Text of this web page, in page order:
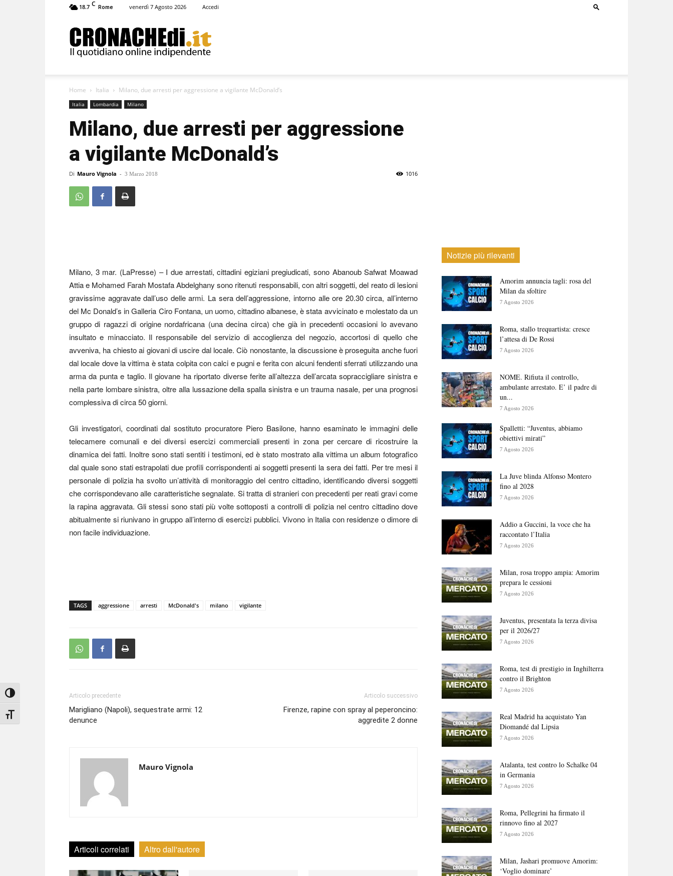
Attiva/disattiva alto contrasto
Attiva/disattiva dimensione testo
18.7 C Rome venerdì 7 Agosto 2026 Accedi
Home Italia Milano, due arresti per aggressione a vigilante McDonald’s
Italia Lombardia Milano
Milano, due arresti per aggressione
a vigilante McDonald’s
Di Mauro Vignola - 3 Marzo 2018 1016
Milano, 3 mar. (LaPresse) – I due arrestati, cittadini egiziani pregiudicati, sono Abanoub Safwat Moawad
Attia e Mohamed Farah Mostafa Abdelghany sono ritenuti responsabili, con altri soggetti, del reato di lesioni
gravissime aggravate dall’uso delle armi. La sera dell’aggressione, intorno alle ore 20.30 circa, all’interno
del Mc Donald’s in Galleria Ciro Fontana, un uomo, cittadino albanese, è stata avvicinato e molestato da un
gruppo di ragazzi di origine nordafricana (una decina circa) che già in precedenti occasioni lo avevano
insultato e minacciato. Il responsabile del servizio di accoglienza del negozio, accortosi di quello che
avveniva, ha chiesto ai giovani di uscire dal locale. Ciò nonostante, la discussione è proseguita anche fuori
dal locale dove la vittima è stata colpita con calci e pugni e ferita con alcuni fendenti sferrati utilizzando una
arma da punta e taglio. Il giovane ha riportato diverse ferite all’altezza dell’arcata sopraccigliare sinistra e
nella parte lombare sinistra, oltre alla lussazione della spalla sinistra e un trauma nasale, per una prognosi
complessiva di circa 50 giorni.
Gli investigatori, coordinati dal sostituto procuratore Piero Basilone, hanno esaminato le immagini delle
telecamere comunali e dei diversi esercizi commerciali presenti in zona per cercare di ricostruire la
dinamica dei fatti. Inoltre sono stati sentiti i testimoni, ed è stato mostrato alla vittima un album fotografico
dal quale sono stati estrapolati due profili corrispondenti ai soggetti presenti la sera dei fatti. Per tre mesi il
personale di polizia ha svolto un’attività di monitoraggio del centro cittadino, identificando diversi soggetti
che corrispondevano alle caratteristiche segnalate. Si tratta di stranieri con precedenti per reati gravi come
la rapina aggravata. Gli stessi sono stati più volte sottoposti a controlli di polizia nel centro cittadino dove
abitualmente si riunivano in gruppo all’interno di esercizi pubblici. Vivono in Italia con residenze o dimore di
non facile individuazione.
TAGS aggressione arresti McDonald's milano vigilante
Articolo precedente
Marigliano (Napoli), sequestrate armi: 12
denunce
Articolo successivo
Firenze, rapine con spray al peperoncino:
aggredite 2 donne
Mauro Vignola
Articoli correlati Altro dall'autore
Notizie più rilevanti
Amorim annuncia tagli: rosa del
Milan da sfoltire
7 Agosto 2026
Roma, stallo trequartista: cresce
l’attesa di De Rossi
7 Agosto 2026
NOME. Rifiuta il controllo,
ambulante arrestato. E’ il padre di
un...
7 Agosto 2026
Spalletti: “Juventus, abbiamo
obiettivi mirati”
7 Agosto 2026
La Juve blinda Alfonso Montero
fino al 2028
7 Agosto 2026
Addio a Guccini, la voce che ha
raccontato l’Italia
7 Agosto 2026
Milan, rosa troppo ampia: Amorim
prepara le cessioni
7 Agosto 2026
Juventus, presentata la terza divisa
per il 2026/27
7 Agosto 2026
Roma, test di prestigio in Inghilterra
contro il Brighton
7 Agosto 2026
Real Madrid ha acquistato Yan
Diomandé dal Lipsia
7 Agosto 2026
Atalanta, test contro lo Schalke 04
in Germania
7 Agosto 2026
Roma, Pellegrini ha firmato il
rinnovo fino al 2027
7 Agosto 2026
Milan, Jashari promuove Amorim:
‘Voglio dominare’